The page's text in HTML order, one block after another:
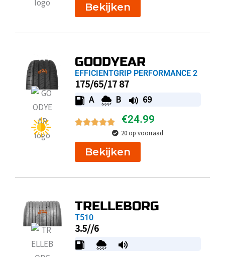
Bekijken
GOODYEAR
EFFICIENTGRIP PERFORMANCE 2
175/65/17 87
A B 69
€24.99
20 op voorraad
Bekijken
TRELLEBORG
T510
3.5//6